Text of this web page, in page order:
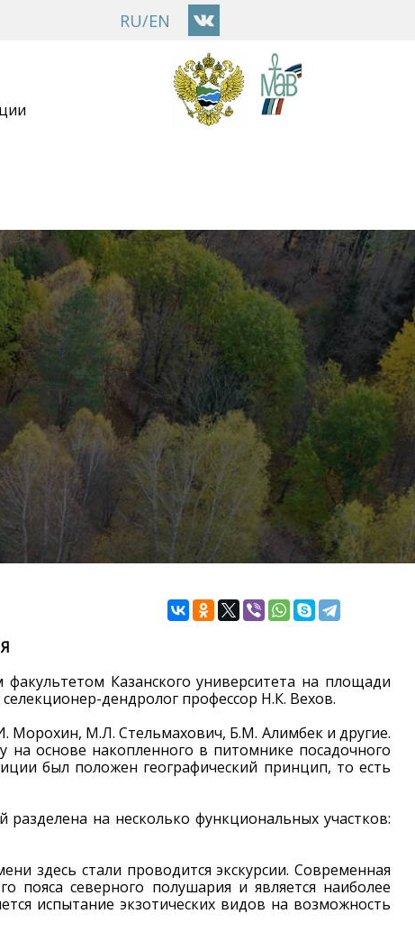
RU/EN
Казанского университета на площади
дендролог профессор Н.К. Вехов.
Морохин, М.Л. Стельмахович, Б.М. Алимбек и другие.
основе накопленного в питомнике посадочного
был положен географический принцип, то есть
на несколько функциональных участков:
здесь стали проводится экскурсии. Современная
пояса северного полушария и является наиболее
испытание экзотических видов на возможность